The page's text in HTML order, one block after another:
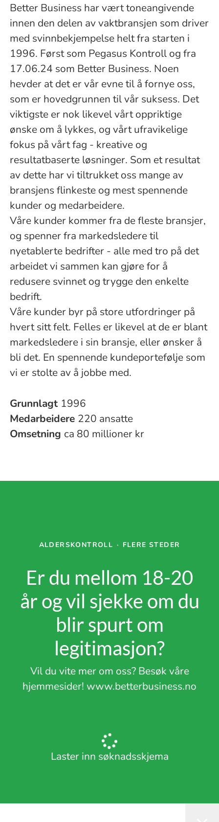
Better Business har vært toneangivende
innen den delen av vaktbransjen som driver
med svinnbekjempelse helt fra starten i
1996. Først som Pegasus Kontroll og fra
17.06.24 som Better Business. Noen
hevder at det er vår evne til å fornye oss,
som er hovedgrunnen til vår suksess. Det
viktigste er nok likevel vårt oppriktige
ønske om å lykkes, og vårt ufravikelige
fokus på vårt fag - kreative og
resultatbaserte løsninger. Som et resultat
av dette har vi tiltrukket oss mange av
bransjens flinkeste og mest spennende
kunder og medarbeidere.
Våre kunder kommer fra de fleste bransjer,
og spenner fra markedsledere til
nyetablerte bedrifter - alle med tro på det
arbeidet vi sammen kan gjøre for å
redusere svinnet og trygge den enkelte
bedrift.
Våre kunder byr på store utfordringer på
hvert sitt felt. Felles er likevel at de er blant
markedsledere i sin bransje, eller ønsker å
bli det. En spennende kundeportefølje som
vi er stolte av å jobbe med.
Grunnlagt 1996
Medarbeidere 220 ansatte
Omsetning ca 80 millioner kr
ALDERSKONTROLL · FLERE STEDER
Er du mellom 18-20
år og vil sjekke om du
blir spurt om
legitimasjon?
Vil du vite mer om oss? Besøk våre
hjemmesider! www.betterbusiness.no
Laster inn søknadsskjema